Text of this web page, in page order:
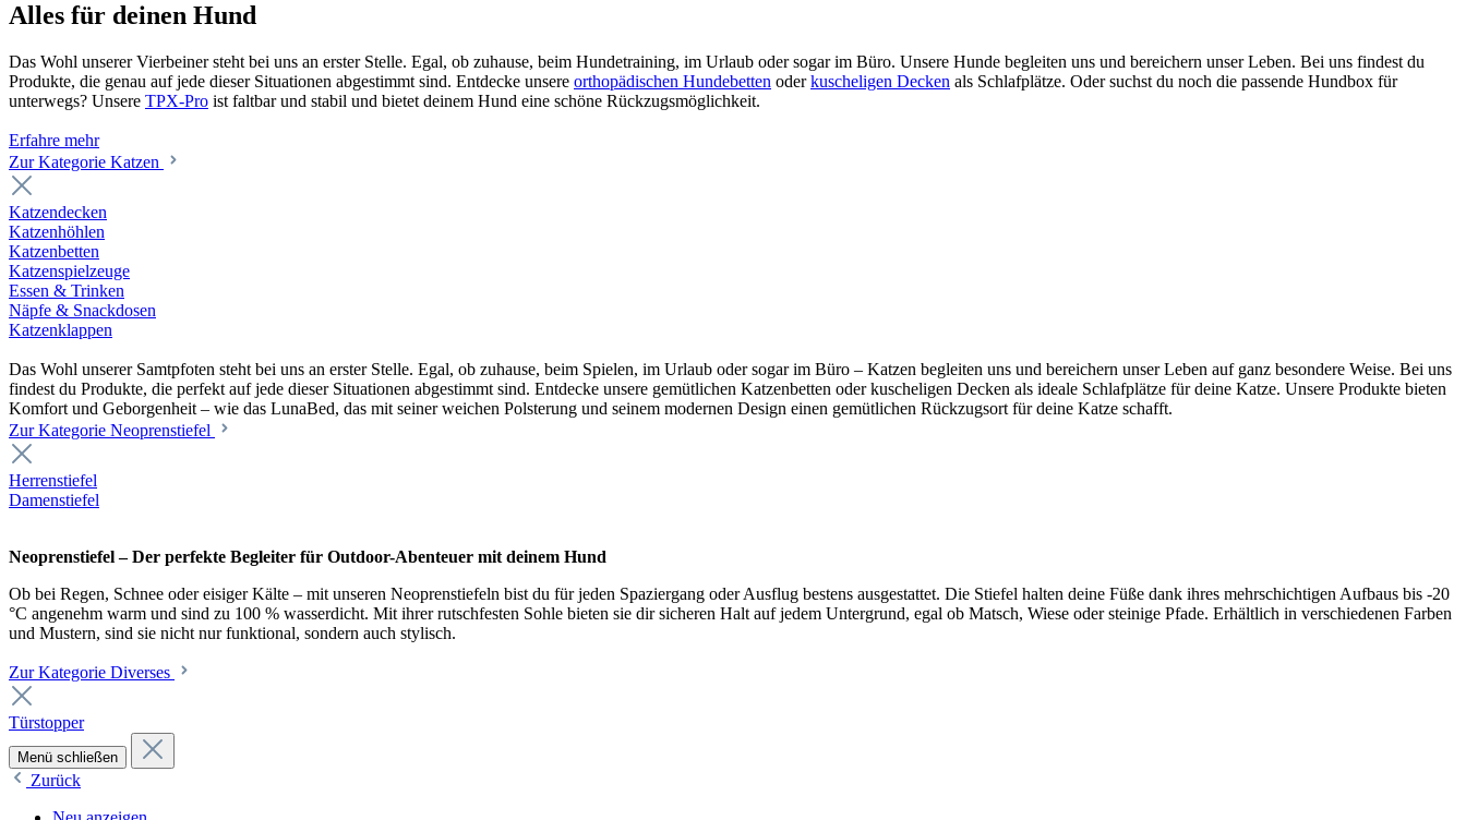
Alles für deinen Hund
Das Wohl unserer Vierbeiner steht bei uns an erster Stelle. Egal, ob zuhause, beim Hundetraining, im Urlaub oder sogar im Büro. Unsere Hunde begleiten uns und bereichern unser Leben. Bei uns findest du
Produkte, die genau auf jede dieser Situationen abgestimmt sind. Entdecke unsere orthopädischen Hundebetten oderkuscheligen Decken als Schlafplätze. Oder suchst du noch die passende Hundbox für
unterwegs? Unsere TPX-Pro ist faltbar und stabil und bietet deinem Hund eine schöne Rückzugsmöglichkeit.
Erfahre mehr
Zur Kategorie Katzen
Katzendecken
Katzenhöhlen
Katzenbetten
Katzenspielzeuge
Essen & Trinken
Näpfe & Snackdosen
Katzenklappen
Das Wohl unserer Samtpfoten steht bei uns an erster Stelle. Egal, ob zuhause, beim Spielen, im Urlaub oder sogar im Büro – Katzen begleiten uns und bereichern unser Leben auf ganz besondere Weise. Bei uns
findest du Produkte, die perfekt auf jede dieser Situationen abgestimmt sind. Entdecke unsere gemütlichen Katzenbetten oder kuscheligen Decken als ideale Schlafplätze für deine Katze. Unsere Produkte bieten
Komfort und Geborgenheit – wie das LunaBed, das mit seiner weichen Polsterung und seinem modernen Design einen gemütlichen Rückzugsort für deine Katze schafft.
Zur Kategorie Neoprenstiefel
Herrenstiefel
Damenstiefel
Neoprenstiefel – Der perfekte Begleiter für Outdoor-Abenteuer mit deinem Hund
Ob bei Regen, Schnee oder eisiger Kälte – mit unseren Neoprenstiefeln bist du für jeden Spaziergang oder Ausflug bestens ausgestattet. Die Stiefel halten deine Füße dank ihres mehrschichtigen Aufbaus bis -20
°C angenehm warm und sind zu 100 % wasserdicht. Mit ihrer rutschfesten Sohle bieten sie dir sicheren Halt auf jedem Untergrund, egal ob Matsch, Wiese oder steinige Pfade. Erhältlich in verschiedenen Farben
und Mustern, sind sie nicht nur funktional, sondern auch stylisch.
Zur Kategorie Diverses
Türstopper
Menü schließen
Zurück